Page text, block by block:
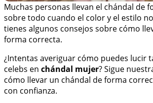
Muchas personas llevan el chándal de
sobre todo cuando el color y el estilo
tienes algunos consejos sobre cómo
forma correcta.
¿Intentas averiguar cómo puedes lucir
celebs en chándal mujer? Sigue
cómo llevar un chándal de forma
con confianza.